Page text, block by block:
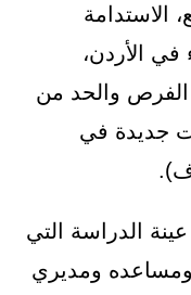
الاستدامة
في الأردن،
الفرص والحد من
جديدة في
الدراسة التي
ومساعده ومديري